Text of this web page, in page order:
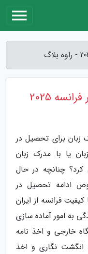
2025
زبان برای تحصیل در
یا با مدرک زبان
کرد؟ چنانچه در حال
ادامه تحصیل در
فرانسه از ایران
به امور آماده سازی
خارجی و اخذ نامه
انگشت نگاری و اخذ